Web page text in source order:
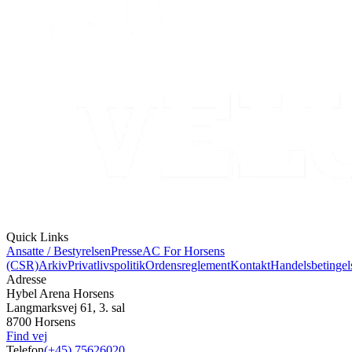
Quick Links
Ansatte / BestyrelsenPresseAC For Horsens
(CSR)ArkivPrivatlivspolitikOrdensreglementKontakt
Adresse
Hybel Arena Horsens
Langmarksvej 61, 3. sal
8700 Horsens
Find vej